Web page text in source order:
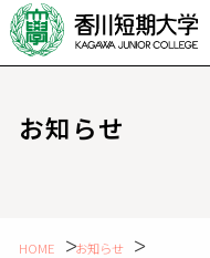
お知らせ
HOME
お知らせ